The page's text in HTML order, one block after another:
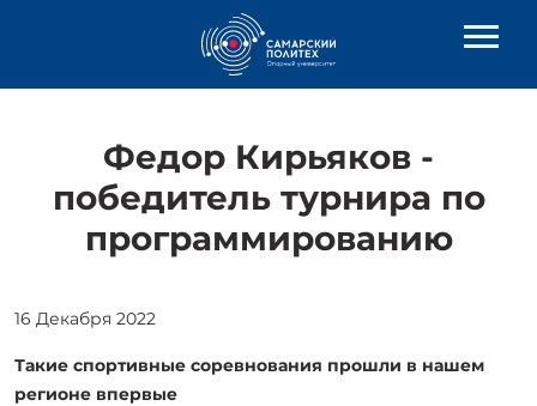
Федор Кирьяков -
победитель турнира по
программированию
16 Декабря 2022
Такие спортивные соревнования прошли в нашем
регионе впервые